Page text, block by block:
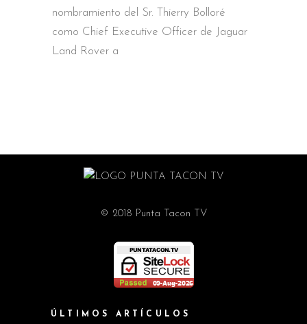
nombramiento del Sr. Thierry Bolloré
como Chief Executive Officer de Jaguar
Land Rover a
© 2018 Punta Tacon TV
ÚLTIMOS ARTÍCULOS